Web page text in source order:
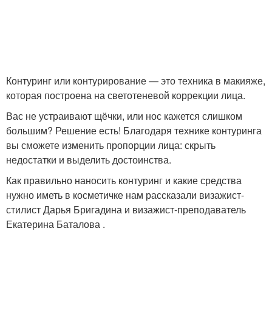
Контуринг или контурирование — это техника в макияже,
которая построена на светотеневой коррекции лица.
Вас не устраивают щёчки, или нос кажется слишком
большим? Решение есть! Благодаря технике контуринга
вы сможете изменить пропорции лица: скрыть
недостатки и выделить достоинства.
Как правильно наносить контуринг и какие средства
нужно иметь в косметичке нам рассказали визажист-
стилист Дарья Бригадина и визажист-преподаватель
Екатерина Баталова .